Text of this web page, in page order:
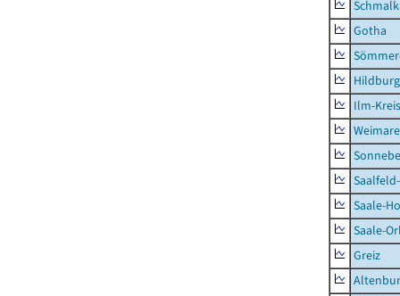
Gotha
Ilm-Kreis
Saale-
Saale-
Greiz